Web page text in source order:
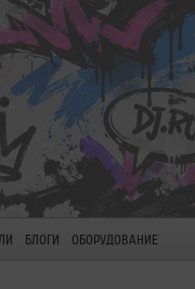
БЛОГИ ОБОРУДОВАНИЕ